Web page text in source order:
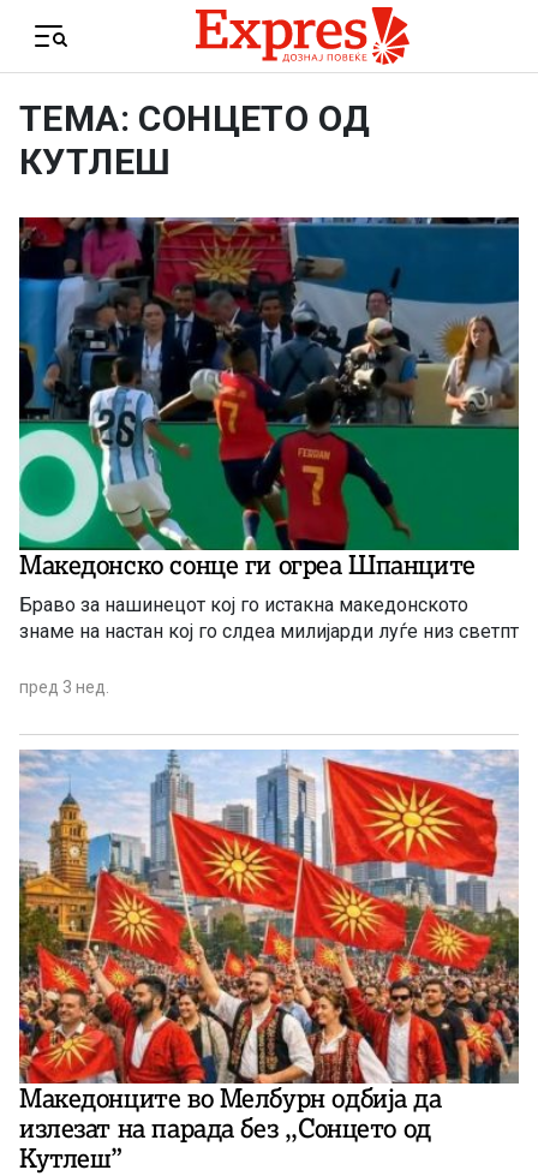
Menu
ТЕМА: СОНЦЕТО ОД
КУТЛЕШ
Македонско сонце ги огреа Шпанците
Браво за нашинецот кој го истакна македонското
знаме на настан кој го слдеа милијарди луѓе низ светпт
пред 3 нед.
Македонците во Мелбурн одбија да
излезат на парада без ,,Сонцето од
Кутлеш”